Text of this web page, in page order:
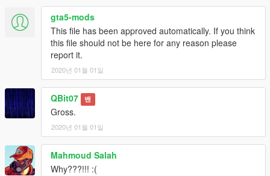
gta5-mods
This file has been approved automatically. If you think
this file should not be here for any reason please
report it.
2020년 01월 01일
QBit07 밴
Gross.
2020년 01월 01일
Mahmoud Salah
Why???!!! :(